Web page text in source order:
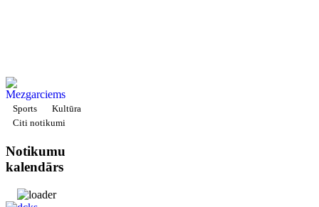
Sports
Kultūra
Citi notikumi
Notikumu
kalendārs